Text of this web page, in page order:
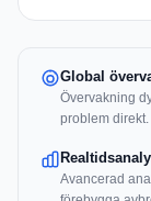
Global
Övervakning
problem direkt.
Avancerad